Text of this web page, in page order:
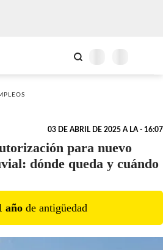
03 DE ABRIL DE 2025 A LA - 16:07
para nuevo
dónde queda y cuándo
año de antigüedad